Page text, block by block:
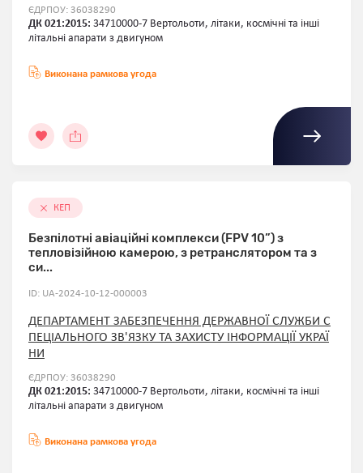
ЄДРПОУ: 36038290
ДК 021:2015: 34710000-7 Вертольоти, літаки, космічні та інші
літальні апарати з двигуном
Виконана рамкова угода
КЕП
Безпілотні авіаційні комплекси (FPV 10”) з
тепловізійною камерою, з ретранслятором та з
си...
ID: UA-2024-10-12-000003
ДЕПАРТАМЕНТ ЗАБЕЗПЕЧЕННЯ ДЕРЖАВНОЇ СЛУЖБИ С
ПЕЦІАЛЬНОГО ЗВ'ЯЗКУ ТА ЗАХИСТУ ІНФОРМАЦІЇ УКРАЇ
НИ
ЄДРПОУ: 36038290
ДК 021:2015: 34710000-7 Вертольоти, літаки, космічні та інші
літальні апарати з двигуном
Виконана рамкова угода